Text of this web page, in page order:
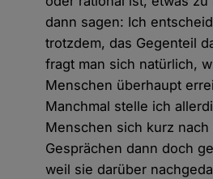
dann sagen: Ich
trotzdem, das Gegenteil
fragt man sich natürlich,
Menschen überhaupt
Manchmal stelle ich
Menschen sich kurz nach
Gesprächen dann doch
weil sie darüber